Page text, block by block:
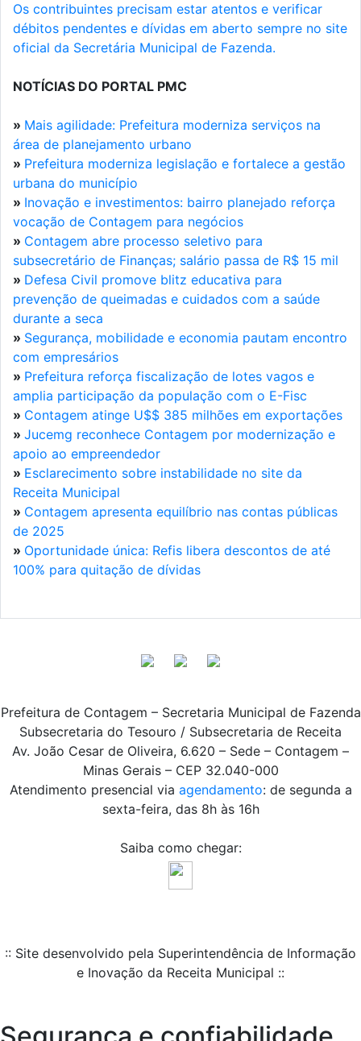
Os contribuintes precisam estar atentos e verificar
débitos pendentes e dívidas em aberto sempre no site
oficial da Secretária Municipal de Fazenda.
NOTÍCIAS DO PORTAL PMC
» Mais agilidade: Prefeitura moderniza serviços na
área de planejamento urbano
» Prefeitura moderniza legislação e fortalece a gestão
urbana do município
» Inovação e investimentos: bairro planejado reforça
vocação de Contagem para negócios
» Contagem abre processo seletivo para
subsecretário de Finanças; salário passa de R$ 15 mil
» Defesa Civil promove blitz educativa para
prevenção de queimadas e cuidados com a saúde
durante a seca
» Segurança, mobilidade e economia pautam encontro
com empresários
» Prefeitura reforça fiscalização de lotes vagos e
amplia participação da população com o E-Fisc
» Contagem atinge U$$ 385 milhões em exportações
» Jucemg reconhece Contagem por modernização e
apoio ao empreendedor
» Esclarecimento sobre instabilidade no site da
Receita Municipal
» Contagem apresenta equilíbrio nas contas públicas
de 2025
» Oportunidade única: Refis libera descontos de até
100% para quitação de dívidas
Prefeitura de Contagem – Secretaria Municipal de Fazenda
Subsecretaria do Tesouro / Subsecretaria de Receita
Av. João Cesar de Oliveira, 6.620 – Sede – Contagem –
Minas Gerais – CEP 32.040-000
Atendimento presencial via agendamento: de segunda a
sexta-feira, das 8h às 16h
Saiba como chegar:
:: Site desenvolvido pela Superintendência de Informação
e Inovação da Receita Municipal ::